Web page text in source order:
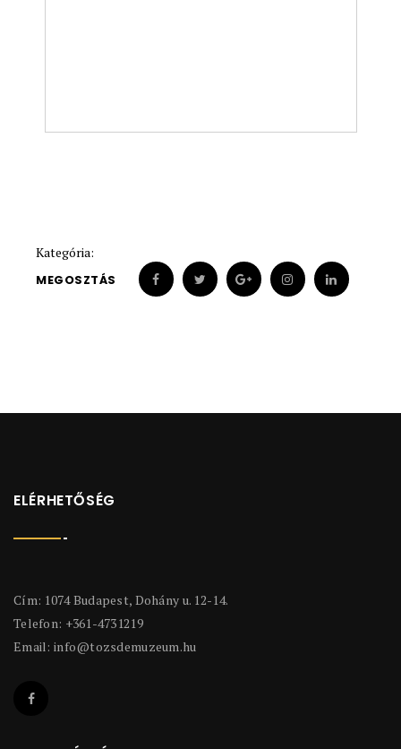
Kategória:
MEGOSZTÁS
ELÉRHETŐSÉG
Cím: 1074 Budapest, Dohány u. 12-14.
Telefon: +361-4731219
Email: info@tozsdemuzeum.hu